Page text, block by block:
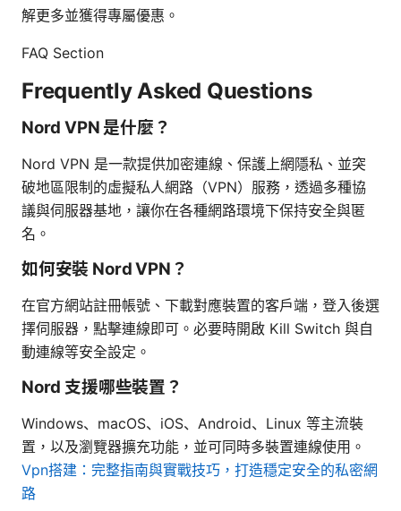
解更多並獲得專屬優惠。
FAQ Section
Frequently Asked Questions
Nord VPN 是什麼？
Nord VPN 是一款提供加密連線、保護上網隱私、並突
破地區限制的虛擬私人網路（VPN）服務，透過多種協
議與伺服器基地，讓你在各種網路環境下保持安全與匿
名。
如何安裝 Nord VPN？
在官方網站註冊帳號、下載對應裝置的客戶端，登入後選
擇伺服器，點擊連線即可。必要時開啟 Kill Switch 與自
動連線等安全設定。
Nord 支援哪些裝置？
Windows、macOS、iOS、Android、Linux 等主流裝
置，以及瀏覽器擴充功能，並可同時多裝置連線使用。
Vpn搭建：完整指南與實戰技巧，打造穩定安全的私密網
路